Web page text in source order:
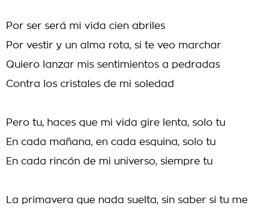
Por ser será mi vida cien abriles
Por vestir y un alma rota, si te veo marchar
Quiero lanzar mis sentimientos a pedradas
Contra los cristales de mi soledad
Pero tu, haces que mi vida gire lenta, solo tu
En cada mañana, en cada esquina, solo tu
En cada rincón de mi universo, siempre tu
La primavera que nada suelta, sin saber si tu me